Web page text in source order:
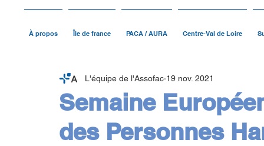
À propos Île de france PACA / AURA Centre-Val de Loire
Semaine
des Personnes
L'équipe de l'Assofac 19 nov. 2021